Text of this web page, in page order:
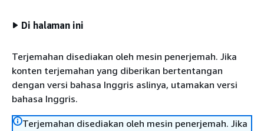
Di halaman ini
Terjemahan disediakan oleh mesin penerjemah. Jika
konten terjemahan yang diberikan bertentangan
dengan versi bahasa Inggris aslinya, utamakan versi
bahasa Inggris.
Terjemahan disediakan oleh mesin penerjemah. Jika